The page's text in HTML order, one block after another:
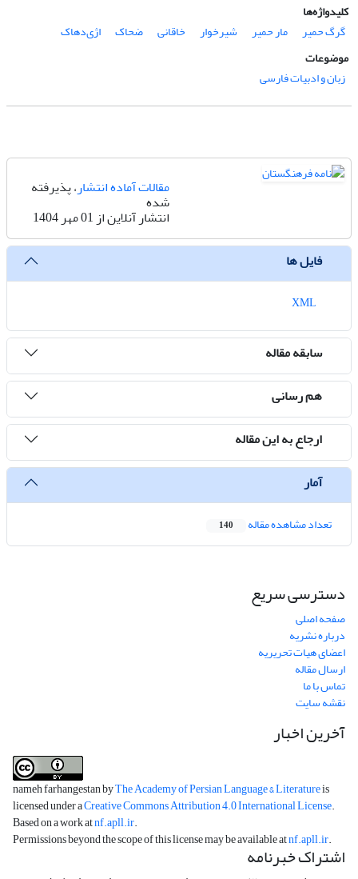
کلیدواژه‌ها
گرگ حمیر
مار حمیر شیرخوار خاقانی ضحاک
اژی‌دهاک
موضوعات
زبان و ادبیات فارسی
مقالات آماده انتشار، پذیرفته
شده
انتشار آنلاین از 01 مهر 1404
فایل ها
سابقه مقاله
هم رسانی
ارجاع به این مقاله
آمار
تعداد مشاهده مقاله 140
دسترسی سریع
صفحه اصلی
درباره نشریه
اعضای هیات تحریریه
ارسال مقاله
تماس با ما
نقشه سایت
آخرین اخبار
nameh farhangestan byThe Academy of Persian Language & Literatureis
licensed under aCreative Commons Attribution 4.0 International License.
Based on a work atnf.apll.ir.
Permissions beyond the scope of this license may be available atnf.apll.ir.
اشتراک خبرنامه